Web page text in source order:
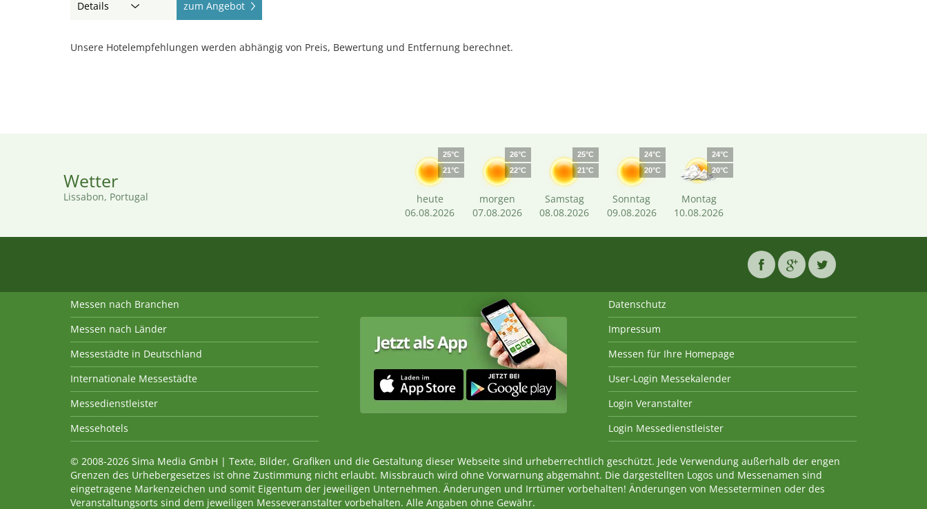
Details zum Angebot
Unsere Hotelempfehlungen werden abhängig von Preis, Bewertung und Entfernung berechnet.
Wetter
Lissabon, Portugal
25°C
21°C
heute
06.08.2026
26°C
22°C
morgen
07.08.2026
25°C
21°C
Samstag
08.08.2026
24°C
20°C
Sonntag
09.08.2026
24°C
20°C
Montag
10.08.2026
Messen nach Branchen
Messen nach Länder
Messestädte in Deutschland
Internationale Messestädte
Messedienstleister
Messehotels
Datenschutz
Impressum
Messen für Ihre Homepage
User-Login Messekalender
Login Veranstalter
Login Messedienstleister
© 2008-2026 Sima Media GmbH | Texte, Bilder, Grafiken und die Gestaltung dieser Webseite sind urheberrechtlich geschützt. Jede Verwendung außerhalb der engen
Grenzen des Urhebergesetzes ist ohne Zustimmung nicht erlaubt. Missbrauch wird ohne Vorwarnung abgemahnt. Die dargestellten Logos und Messenamen sind
eingetragene Markenzeichen und somit Eigentum der jeweiligen Unternehmen. Änderungen und Irrtümer vorbehalten! Änderungen von Messeterminen oder des
Veranstaltungsorts sind dem jeweiligen Messeveranstalter vorbehalten. Alle Angaben ohne Gewähr.